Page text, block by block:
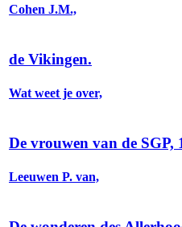
Cohen J.M.,
de Vikingen.
Wat weet je over,
De vrouwen van de SGP,
Leeuwen P. van,